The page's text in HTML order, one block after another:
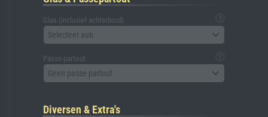
Glas (inclusief achterbord)
Selecteer aub
Passe-partout
Geen passe-partout
Diversen & Extra's